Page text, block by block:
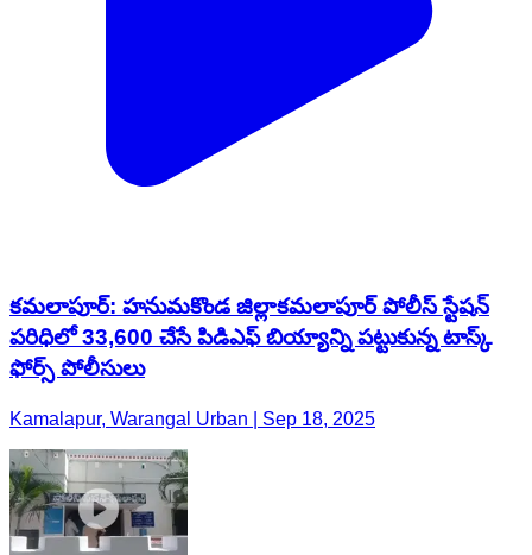
కమలాపూర్: హనుమకొండ జిల్లాకమలాపూర్ పోలీస్ స్టేషన్
పరిధిలో 33,600 చేసే పిడిఎఫ్ బియ్యాన్ని పట్టుకున్న టాస్క్
ఫోర్స్ పోలీసులు
Kamalapur, Warangal Urban | Sep 18, 2025